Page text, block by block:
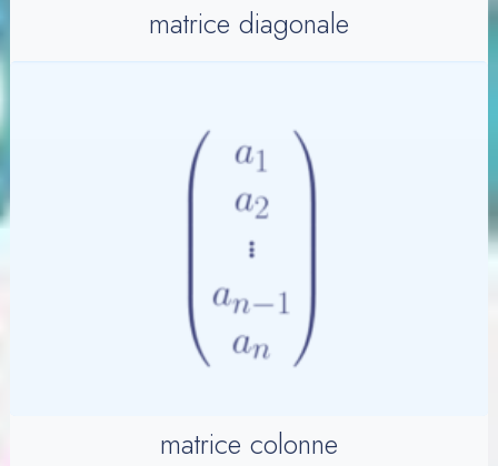
matrice diagonale
matrice colonne